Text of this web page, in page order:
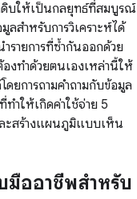
ดิบให้เป็นกลยุทธ์ที่สมบูรณ์
ลสำหรับการวิเคราะห์ได้
รายการที่ซ้ำกันออกด้วย
งทำด้วยตนเองเหล่านี้ให้
ยการถามคำถามกับข้อมูล
ำให้เกิดค่าใช้จ่าย 5
ะสร้างแผนภูมิแบบเห็น
มืออาชีพสำหรับ